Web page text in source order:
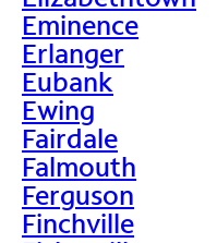
Eminence
Erlanger
Eubank
Ewing
Fairdale
Falmouth
Ferguson
Finchville